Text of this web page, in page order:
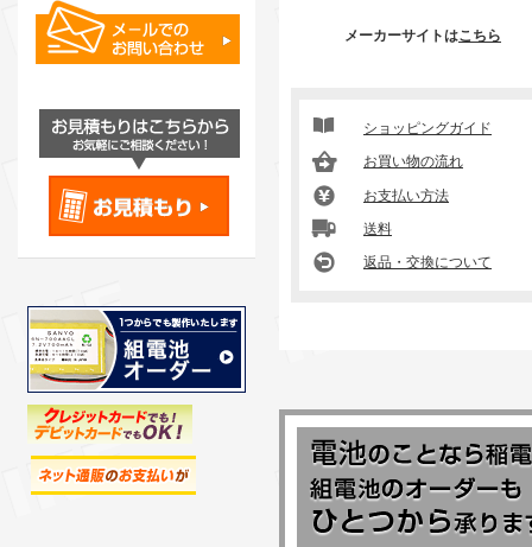
メーカーサイトはこちら
ショッピングガイド
お買い物の流れ
お支払い方法
送料
返品・交換について